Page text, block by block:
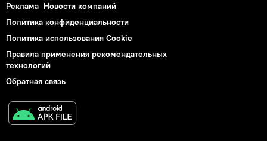
Реклама Новости компаний
Политика конфиденциальности
Политика использования Cookie
Правила применения рекомендательных
технологий
Обратная связь